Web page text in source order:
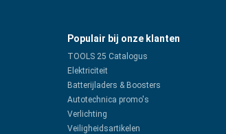
Populair bij onze klanten
TOOLS 25 Catalogus
Elektriciteit
Batterijladers & Boosters
Autotechnica promo's
Verlichting
Veiligheidsartikelen